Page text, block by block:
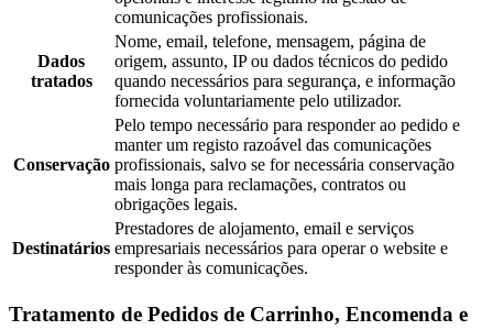
comunicações profissionais.
Dados
tratados
Nome, email, telefone, mensagem, página de
origem, assunto, IP ou dados técnicos do pedido
quando necessários para segurança, e informação
fornecida voluntariamente pelo utilizador.
Conservação
Pelo tempo necessário para responder ao pedido e
manter um registo razoável das comunicações
profissionais, salvo se for necessária conservação
mais longa para reclamações, contratos ou
obrigações legais.
Destinatários
Prestadores de alojamento, email e serviços
empresariais necessários para operar o website e
responder às comunicações.
Tratamento de Pedidos de Carrinho, Encomenda e